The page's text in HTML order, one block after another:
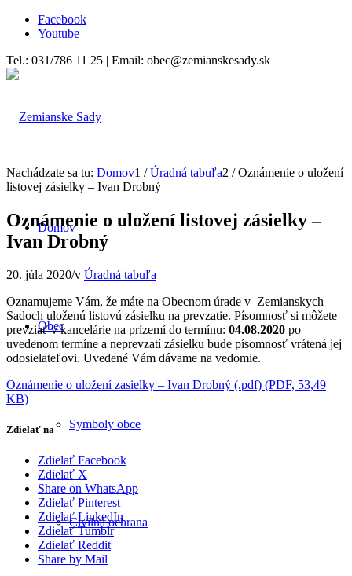
Facebook
Youtube
Tel.: 031/786 11 25 | Email: obec@zemianskesady.sk
Domov
Obec
Symboly obce
Civilná ochrana
Nachádzate sa tu: Domov1 / Úradná tabuľa2 / Oznámenie o uložení
listovej zásielky – Ivan Drobný
Oznámenie o uložení listovej zásielky –
Ivan Drobný
20. júla 2020/v Úradná tabuľa
Oznamujeme Vám, že máte na Obecnom úrade v Zemianskych
Sadoch uloženú listovú zásielku na prevzatie. Písomnosť si môžete
prevziať v kancelárie na prízemí do termínu: 04.08.2020 po
uvedenom termíne a neprevzatí zásielku bude písomnosť vrátená jej
odosielateľovi. Uvedené Vám dávame na vedomie.
Oznámenie o uložení zasielky – Ivan Drobný (.pdf) (PDF, 53,49
KB)
Zdielať na
Zdielať Facebook
Zdielať X
Share on WhatsApp
Zdielať Pinterest
Zdielať LinkedIn
Zdielať Tumblr
Zdielať Reddit
Share by Mail